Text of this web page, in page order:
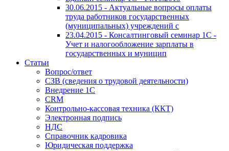
30.06.2015 - Актуальные вопросы оплаты
труда работников государственных
(муниципальных) учреждений с
23.04.2015 - Консалтинговый семинар 1С -
Учет и налогообложение зарплаты в
государственных и муницип
Статьи
Вопрос/ответ
СЗВ (сведения о трудовой деятельности)
Внедрение 1С
CRM
Контрольно-кассовая техника (ККТ)
Электронная подпись
НДС
Справочник кадровика
Юридическая поддержка